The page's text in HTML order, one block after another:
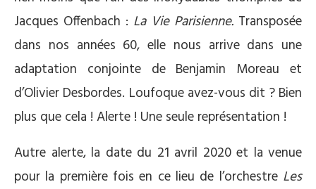
Jacques Offenbach : La Vie Parisienne. Transposée
dans nos années 60, elle nous arrive dans une
adaptation conjointe de Benjamin Moreau et
d’Olivier Desbordes. Loufoque avez-vous dit ? Bien
plus que cela ! Alerte ! Une seule représentation !
Autre alerte, la date du 21 avril 2020 et la venue
pour la première fois en ce lieu de l’orchestre Les